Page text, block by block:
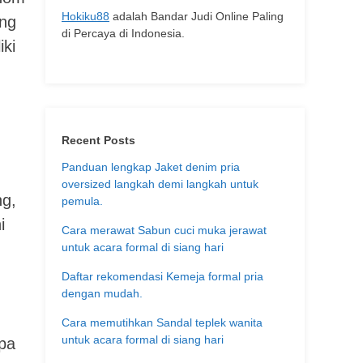
Hokiku88 adalah Bandar Judi Online Paling
di Percaya di Indonesia.
Recent Posts
Panduan lengkap Jaket denim pria
oversized langkah demi langkah untuk
pemula.
Cara merawat Sabun cuci muka jerawat
untuk acara formal di siang hari
Daftar rekomendasi Kemeja formal pria
dengan mudah.
Cara memutihkan Sandal teplek wanita
untuk acara formal di siang hari